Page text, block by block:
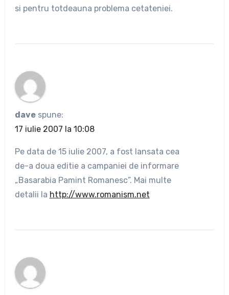
si pentru totdeauna problema cetateniei.
dave spune:
17 iulie 2007 la 10:08
Pe data de 15 iulie 2007, a fost lansata cea
de-a doua editie a campaniei de informare
„Basarabia Pamint Romanesc”. Mai multe
detalii la http://www.romanism.net